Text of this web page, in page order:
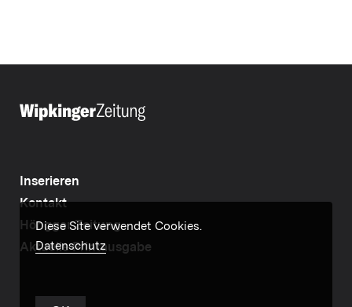
Inserieren
Kontakt
Höngger Zeitung
Aktuelle Printausgabe
Diese Site verwendet Cookies.
Datenschutz